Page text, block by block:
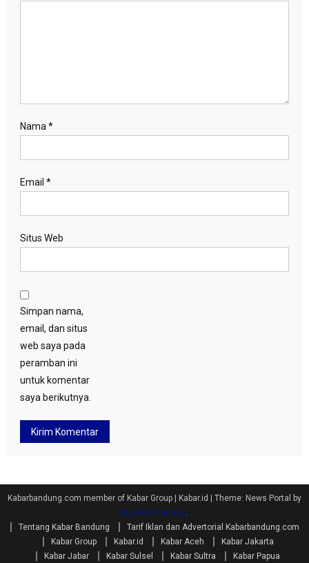
Nama *
Email *
Situs Web
Simpan nama,
email, dan situs
web saya pada
peramban ini
untuk komentar
saya berikutnya.
Kabarbandung.com member of Kabar Group | Kabar.id
Theme: News Portal by
Mystery Themes.
Tentang Kabar Bandung
Tarif Iklan dan Advertorial Kabarbandung.com
Kabar Group
Kabar.id Kabar Aceh
Kabar Jakarta
Kabar Jabar
Kabar Sulsel Kabar Sultra Kabar Papua